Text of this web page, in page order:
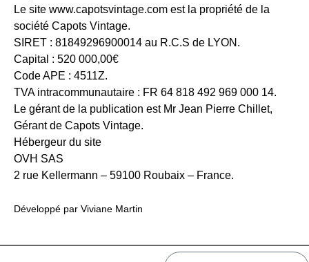
Le site www.capotsvintage.com est la propriété de la
société Capots Vintage.
SIRET : 81849296900014 au R.C.S de LYON.
Capital : 520 000,00€
Code APE : 4511Z.
TVA intracommunautaire : FR 64 818 492 969 000 14.
Le gérant de la publication est Mr Jean Pierre Chillet,
Gérant de Capots Vintage.
Hébergeur du site
OVH SAS
2 rue Kellermann – 59100 Roubaix – France.
Développé par Viviane Martin